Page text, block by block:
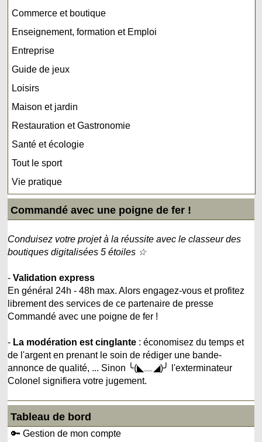
Commerce et boutique
Enseignement, formation et Emploi
Entreprise
Guide de jeux
Loisirs
Maison et jardin
Restauration et Gastronomie
Santé et écologie
Tout le sport
Vie pratique
Commandé avec une poigne de fer !
Conduisez votre projet à la réussite avec le classeur des
boutiques digitalisées 5 étoiles ☆
-Validation express
En général 24h - 48h max. Alors engagez-vous et profitez
librement des services de ce partenaire de presse
Commandé avec une poigne de fer !
- La modération est cinglante : économisez du temps et
de l'argent en prenant le soin de rédiger une bande-
annonce de qualité, ... Sinon ╰(◣﹏◢)╯ l'exterminateur
Colonel signifiera votre jugement.
Tableau de bord
🔑 Gestion de mon compte